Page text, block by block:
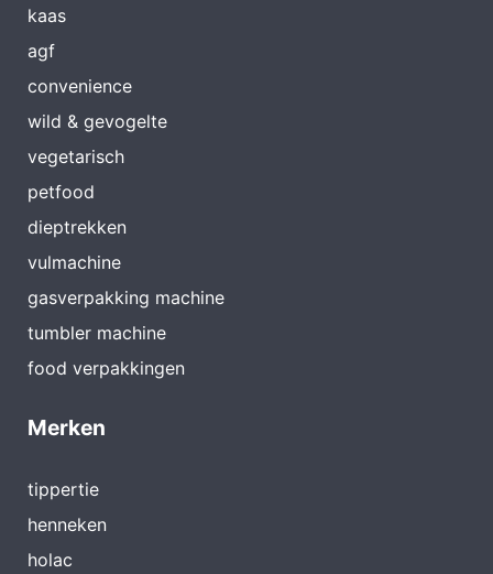
kaas
agf
convenience
wild & gevogelte
vegetarisch
petfood
dieptrekken
vulmachine
gasverpakking machine
tumbler machine
food verpakkingen
Merken
tippertie
henneken
holac